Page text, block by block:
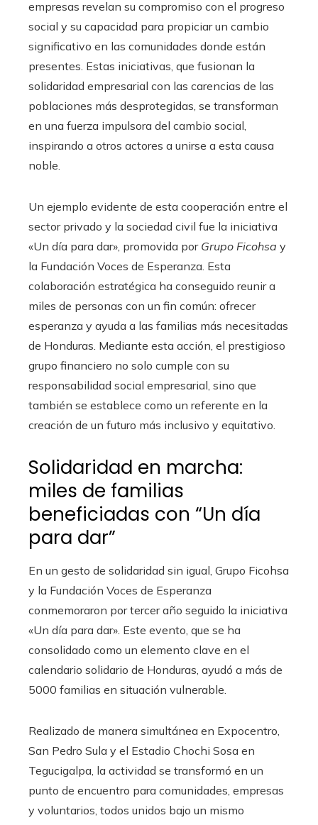
empresas revelan su compromiso con el progreso
social y su capacidad para propiciar un cambio
significativo en las comunidades donde están
presentes. Estas iniciativas, que fusionan la
solidaridad empresarial con las carencias de las
poblaciones más desprotegidas, se transforman
en una fuerza impulsora del cambio social,
inspirando a otros actores a unirse a esta causa
noble.
Un ejemplo evidente de esta cooperación entre el
sector privado y la sociedad civil fue la iniciativa
«Un día para dar», promovida por Grupo Ficohsa y
la Fundación Voces de Esperanza. Esta
colaboración estratégica ha conseguido reunir a
miles de personas con un fin común: ofrecer
esperanza y ayuda a las familias más necesitadas
de Honduras. Mediante esta acción, el prestigioso
grupo financiero no solo cumple con su
responsabilidad social empresarial, sino que
también se establece como un referente en la
creación de un futuro más inclusivo y equitativo.
Solidaridad en marcha:
miles de familias
beneficiadas con “Un día
para dar”
En un gesto de solidaridad sin igual, Grupo Ficohsa
y la Fundación Voces de Esperanza
conmemoraron por tercer año seguido la iniciativa
«Un día para dar». Este evento, que se ha
consolidado como un elemento clave en el
calendario solidario de Honduras, ayudó a más de
5000 familias en situación vulnerable.
Realizado de manera simultánea en Expocentro,
San Pedro Sula y el Estadio Chochi Sosa en
Tegucigalpa, la actividad se transformó en un
punto de encuentro para comunidades, empresas
y voluntarios, todos unidos bajo un mismo